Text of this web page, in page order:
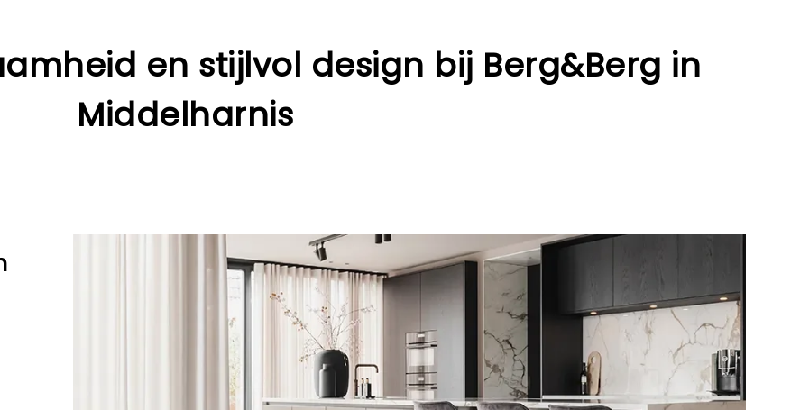
en stijlvol design bij Berg&Berg in
Middelharnis